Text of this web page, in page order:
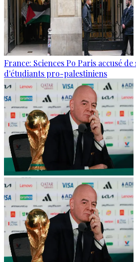
France: Sciences Po Paris accusé
d'étudiants pro-palestiniens